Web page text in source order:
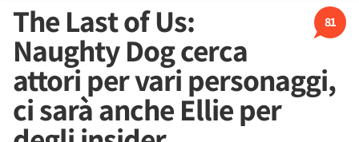
81
The Last of Us:
Naughty Dog cerca
attori per vari personaggi,
ci sarà anche Ellie per